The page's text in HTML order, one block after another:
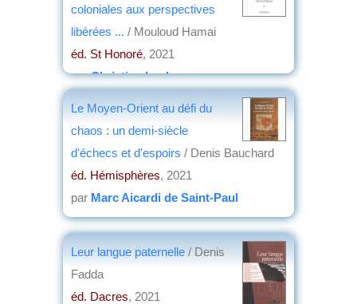
coloniales aux perspectives
libérées ... / Mouloud Hamai
éd. St Honoré, 2021
parChristian Lochon
Le Moyen-Orient au défi du
chaos : un demi-siècle
d'échecs et d'espoirs / Denis Bauchard
éd. Hémisphères, 2021
par Marc Aicardi de Saint-Paul
Leur langue paternelle / Denis
Fadda
éd. Dacres, 2021